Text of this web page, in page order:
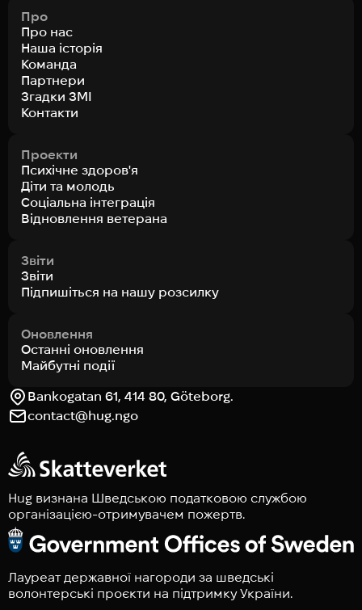
Про
Про нас
Наша історія
Команда
Партнери
Згадки ЗМІ
Контакти
Проекти
Психічне здоров'я
Діти та молодь
Соціальна інтеграція
Відновлення ветерана
Звіти
Звіти
Підпишіться на нашу розсилку
Оновлення
Останні оновлення
Майбутні події
Bankogatan 61, 414 80, Göteborg.
contact@hug.ngo
Hug визнана Шведською податковою службою
організацією-отримувачем пожертв.
Лауреат державної нагороди за шведські
волонтерські проєкти на підтримку України.